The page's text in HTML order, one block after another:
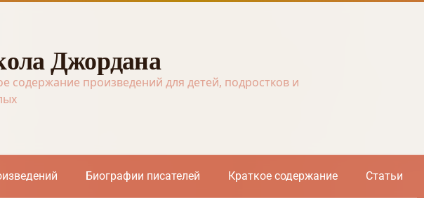
Джордана
содержание произведений для детей, подростков и
Биографии писателей Краткое содержание Статьи